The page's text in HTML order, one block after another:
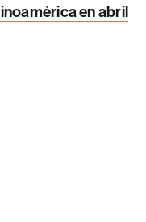
en abril